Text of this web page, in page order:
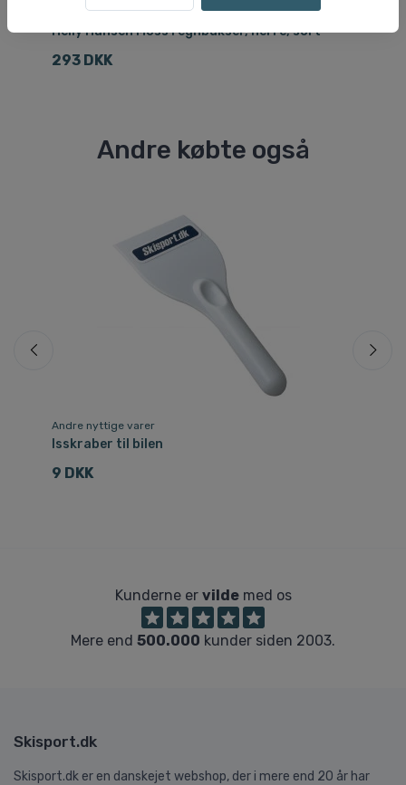
Regntøj til herrer
Helly Hansen Moss regnbukser, herre, sort
293 DKK
Andre købte også
Andre nyttige varer
Isskraber til bilen
9 DKK
Kunderne er vildemed os
Mere end 500.000 kunder siden 2003.
Skisport.dk
Skisport.dk er en danskejet webshop, der i mere end 20 år har